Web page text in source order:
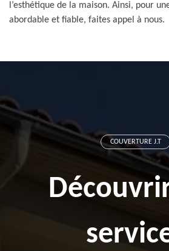
l’esthétique de la maison. Ainsi, pour
abordable et fiable, faites appel à nous.
COUVERTURE J.T